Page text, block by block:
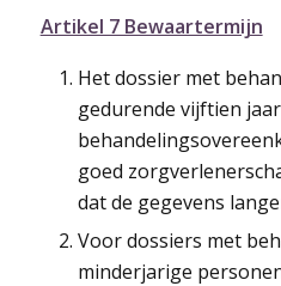
Artikel 7 Bewaartermijn
Het dossier met
gedurende vijftien
goed
dat de gegevens
Voor dossiers met
minderjarige